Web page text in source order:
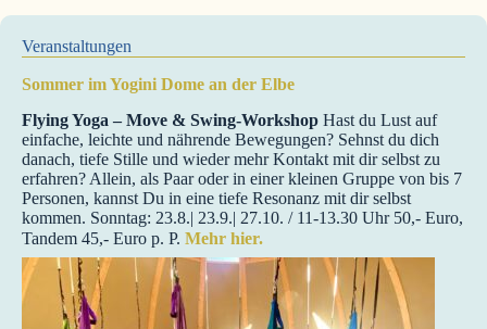
Veranstaltungen
Sommer im Yogini Dome an der Elbe
Flying Yoga – Move & Swing-Workshop Hast du Lust auf
einfache, leichte und nährende Bewegungen? Sehnst du dich
danach, tiefe Stille und wieder mehr Kontakt mit dir selbst zu
erfahren? Allein, als Paar oder in einer kleinen Gruppe von bis 7
Personen, kannst Du in eine tiefe Resonanz mit dir selbst
kommen. Sonntag: 23.8.| 23.9.| 27.10. / 11-13.30 Uhr 50,- Euro,
Tandem 45,- Euro p. P. Mehr hier.